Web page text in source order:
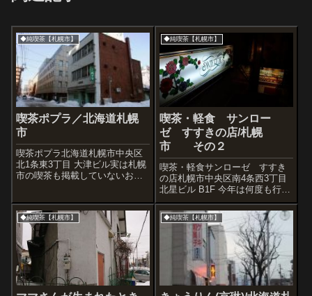
◆純喫茶【札幌市】
喫茶ポプラ／北海道札幌
市
喫茶ポプラ北海道札幌市中央区
北1条東3丁目 大津ビル実は札幌
市の喫茶も掲載していないお店
を持って出かけていなかったり
写真を撮る機会がなかったりと
理由はそれぞれだけど、ポプラ
さんもそのひ...
◆純喫茶【札幌市】
喫茶・軽食 サンロー
ゼ すすきの店/札幌
市 その２
喫茶・軽食サンローゼ すすき
の店札幌市中央区南4条西3丁目
北星ビル B1F 今年は何度も行け
た、サンローゼ。ススキノの真
ん中、サンローゼ。昭和ゴージ
ャスな、サンローゼ。写真を撮
った日もあったので、何日か分
を掲載。すすきのの真ん中に２
４５席...
◆純喫茶【札幌市】 ◆純喫茶【札幌市】